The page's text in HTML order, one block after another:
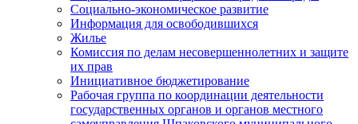
Социально-экономическое развитие
Информация для освободившихся
Жилье
Комиссия по делам несовершеннолетних и защите
их прав
Инициативное бюджетирование
Рабочая группа по координации деятельности
государственных органов и органов местного